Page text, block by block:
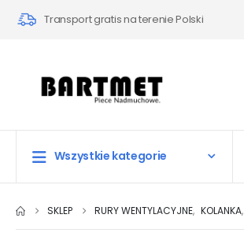
Transport gratis na terenie Polski
Wszystkie kategorie
SKLEP RURY WENTYLACYJNE, KOLANKA,